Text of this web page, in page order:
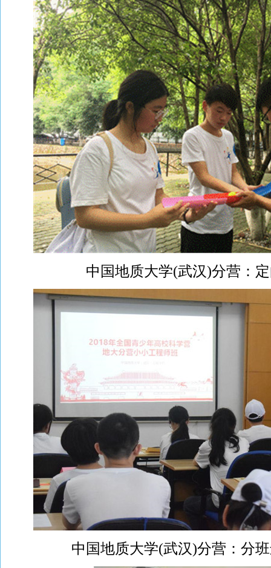
中国地质大学(武汉)分营：
中国地质大学(武汉)分营：分